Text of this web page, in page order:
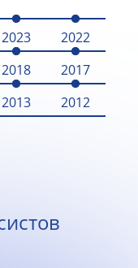
2023
2022
2018
2017
2013
2012